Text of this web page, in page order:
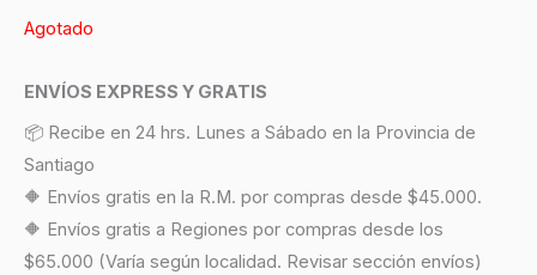
Agotado
ENVÍOS EXPRESS Y GRATIS
📦 Recibe en 24 hrs. Lunes a Sábado en la Provincia de
Santiago
🔶 Envíos gratis en la R.M. por compras desde $45.000.
🔶 Envíos gratis a Regiones por compras desde los
$65.000 (Varía según localidad. Revisar sección envíos)